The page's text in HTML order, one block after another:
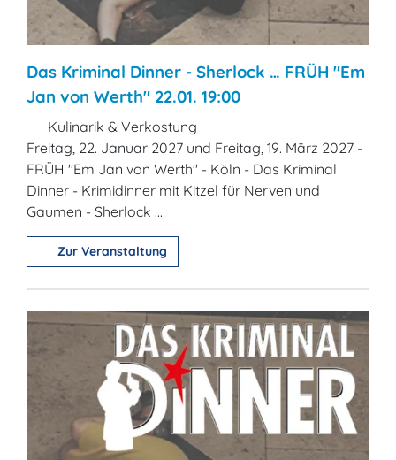
Das Kriminal Dinner - Sherlock … FRÜH "Em
Jan von Werth" 22.01. 19:00
Kulinarik & Verkostung
Freitag, 22. Januar 2027 und Freitag, 19. März 2027 -
FRÜH "Em Jan von Werth" - Köln - Das Kriminal
Dinner - Krimidinner mit Kitzel für Nerven und
Gaumen - Sherlock ...
Zur Veranstaltung